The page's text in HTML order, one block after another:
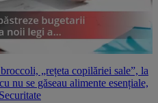
„rețeta copilăriei sale”, la
nu se găseau alimente esențiale,